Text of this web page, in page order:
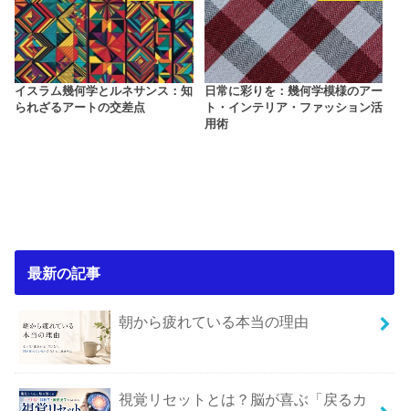
イスラム幾何学とルネサンス：知
られざるアートの交差点
日常に彩りを：幾何学模様のアー
ト・インテリア・ファッション活
用術
最新の記事
朝から疲れている本当の理由
視覚リセットとは？脳が喜ぶ「戻るカ